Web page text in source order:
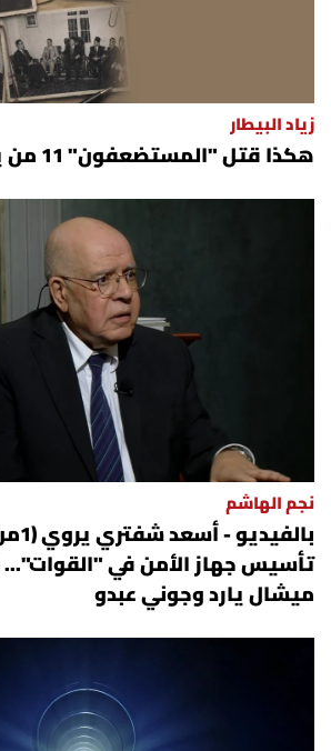
زياد البيطار
هكذا قتل "المستضعفون" 11 من يهود لبنان
نجم الهاشم
تأسيس جهاز الأمن في "القوات"...
ميشال يارد وجوني عبدو